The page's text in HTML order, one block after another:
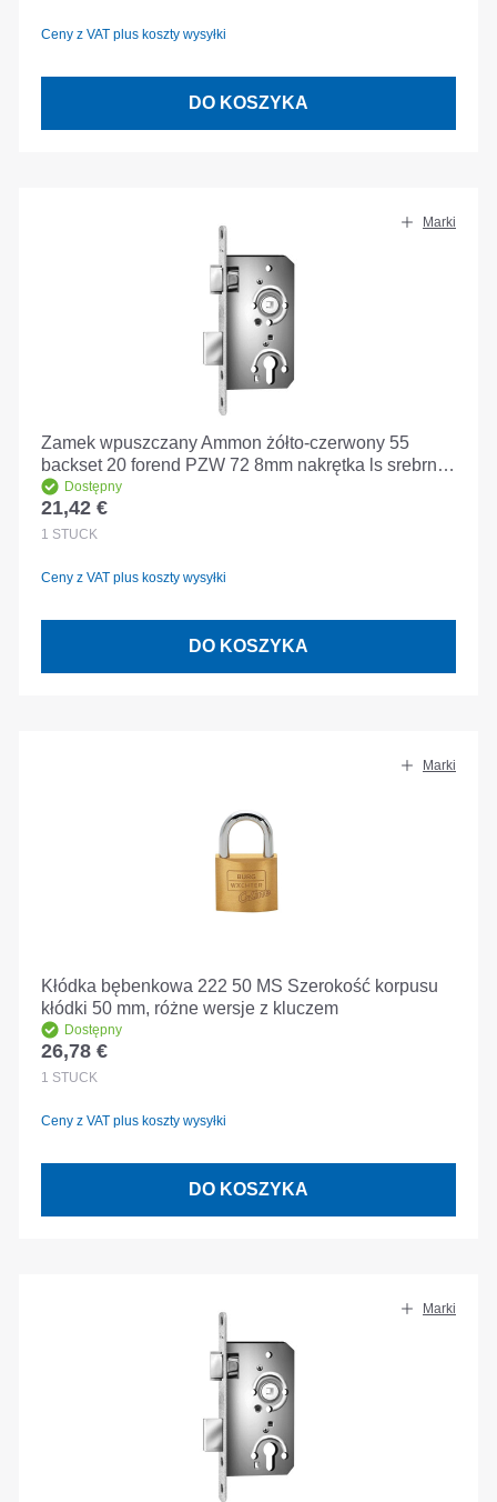
Ceny z VAT plus koszty wysyłki
DO KOSZYKA
Marki
Zamek wpuszczany Ammon żółto-czerwony 55
backset 20 forend PZW 72 8mm nakrętka ls srebrny
klasa 3
Dostępny
Cena regularna:
21,42 €
1 STÜCK
Ceny z VAT plus koszty wysyłki
DO KOSZYKA
Marki
Kłódka bębenkowa 222 50 MS Szerokość korpusu
kłódki 50 mm, różne wersje z kluczem
Dostępny
Cena regularna:
26,78 €
1 STÜCK
Ceny z VAT plus koszty wysyłki
DO KOSZYKA
Marki